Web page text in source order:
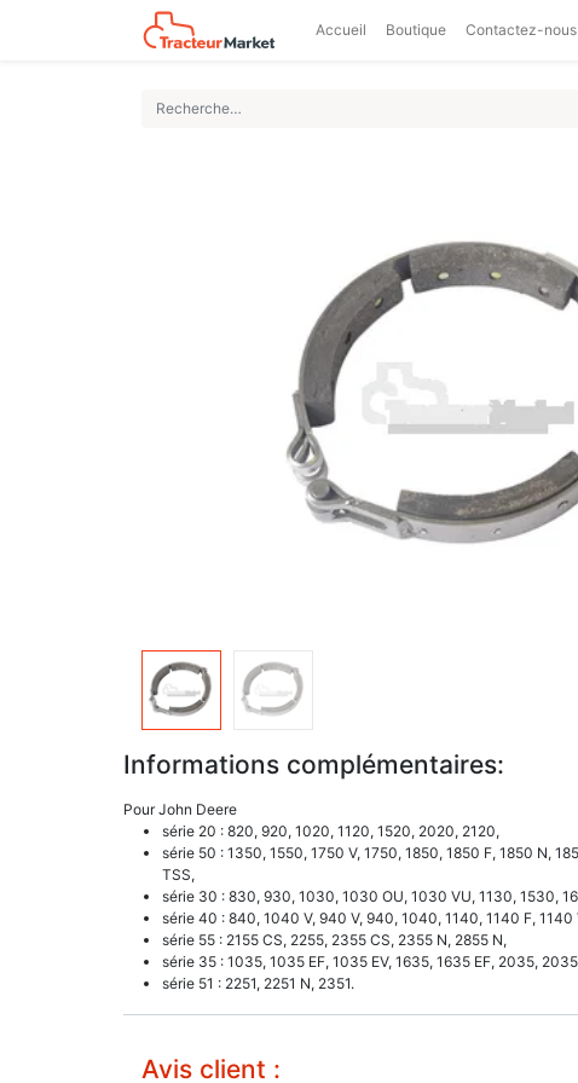
Accueil Boutique Contactez-nous
Informations complémentaires:
Pour John Deere
série 20 : 820, 920, 1020, 1120, 1520, 2020, 2120,
série 50 : 1350, 1550, 1750 V, 1750, 1850, 1850 F, 1850 N,
TSS,
série 30 : 830, 930, 1030, 1030 OU, 1030 VU, 1130, 1530,
série 40 : 840, 1040 V, 940 V, 940, 1040, 1140, 1140 F,
série 55 : 2155 CS, 2255, 2355 CS, 2355 N, 2855 N,
série 35 : 1035, 1035 EF, 1035 EV, 1635, 1635 EF, 2035,
série 51 : 2251, 2251 N, 2351.
Avis client :